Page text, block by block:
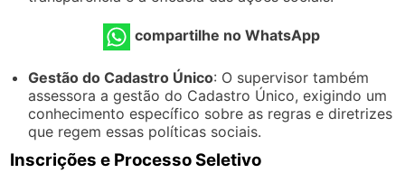
compartilhe no WhatsApp
Gestão do Cadastro Único: O supervisor também
assessora a gestão do Cadastro Único, exigindo um
conhecimento específico sobre as regras e diretrizes
que regem essas políticas sociais.
Inscrições e Processo Seletivo